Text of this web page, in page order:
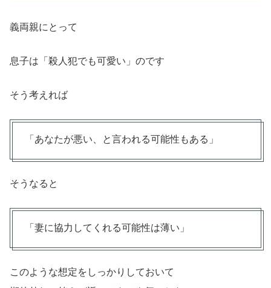
義両親にとって
息子は「殺人犯でも可愛い」のです
そう考えれば
「あなたが悪い、と言われる可能性もある」
そうなると
「妻に協力してくれる可能性は薄い」
このような想定をしっかりしておいて